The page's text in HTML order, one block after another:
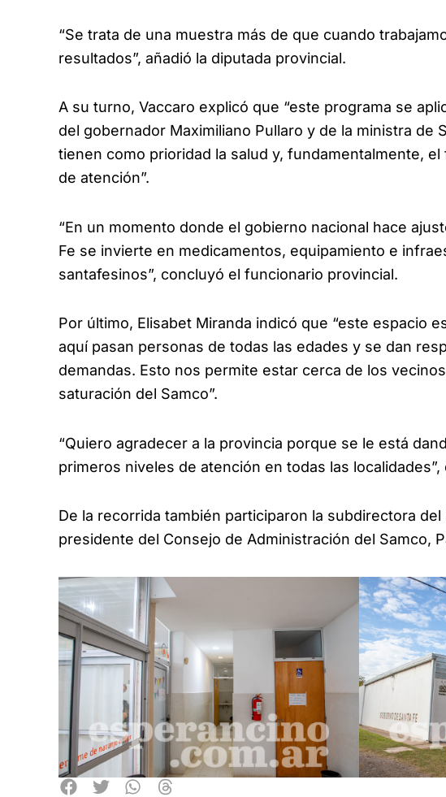
“Se trata de una muestra más de que cuando
resultados”, añadió la diputada provincial.
A su turno, Vaccaro explicó que “este programa se
del gobernador Maximiliano Pullaro y de la ministra de
tienen como prioridad la salud y, fundamentalmente,
de atención”.
“En un momento donde el gobierno nacional hace
Fe se invierte en medicamentos, equipamiento e
santafesinos”, concluyó el funcionario provincial.
Por último, Elisabet Miranda indicó que “este espacio
aquí pasan personas de todas las edades y se dan
demandas. Esto nos permite estar cerca de los
saturación del Samco”.
“Quiero agradecer a la provincia porque se le está
primeros niveles de atención en todas las localidades”,
De la recorrida también participaron la subdirectora
presidente del Consejo de Administración del Samco,